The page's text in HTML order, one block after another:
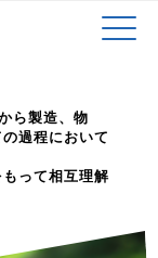
ら製造、物
過程において
って相互理解